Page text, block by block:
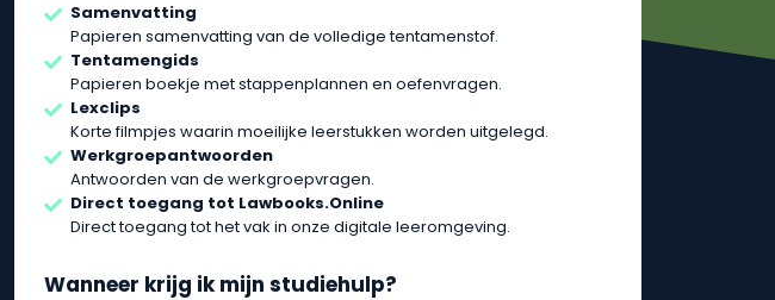
Samenvatting
Papieren samenvatting van de volledige tentamenstof.
Tentamengids
Papieren boekje met stappenplannen en oefenvragen.
Lexclips
Korte filmpjes waarin moeilijke leerstukken worden uitgelegd.
Werkgroepantwoorden
Antwoorden van de werkgroepvragen.
Direct toegang tot Lawbooks.Online
Direct toegang tot het vak in onze digitale leeromgeving.
Wanneer krijg ik mijn studiehulp?